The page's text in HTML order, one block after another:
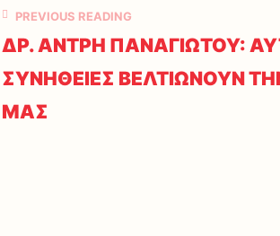
PREVIOUS READING
ΔΡ. ΑΝΤΡΗ ΠΑΝΑΓΙΩΤΟΥ:
ΣΥΝΗΘΕΙΕΣ ΒΕΛΤΙΩΝΟΥΝ
ΜΑΣ